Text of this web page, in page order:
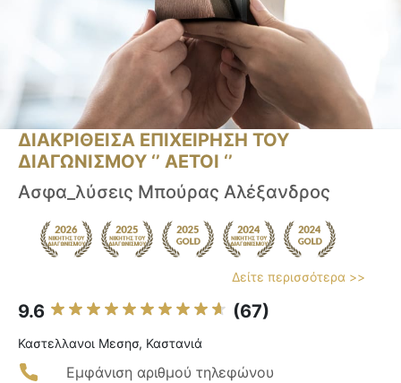
ΔΙΑΚΡΙΘΕΙΣΑ ΕΠΙΧΕΙΡΗΣΗ ΤΟΥ
ΔΙΑΓΩΝΙΣΜΟΥ ‘’ ΑΕΤΟΙ ‘’
Ασφα_λύσεις Μπούρας Αλέξανδρος
Δείτε περισσότερα >>
9.6 (67)
Καστελλανοι Μεσησ, Καστανιά
Εμφάνιση αριθμού τηλεφώνου